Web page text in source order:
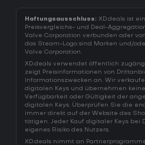
Haftungsausschluss: XD.deals ist
Preisvergleichs- und Deal-
Valve Corporation verbunden oder
das Steam-Logo sind Marken und/
Valve Corporation.
XD.deals verwendet öffentlich
zeigt Preisinformationen von
Informationszwecken an. Wir
digitalen Keys und übernehmen
Verfügbarkeit oder Gültigkeit der
digitalen Keys. Überprüfen Sie die
immer direkt auf der Website des
tätigen. Jeder Kauf digitaler Keys bei
eigenes Risiko des Nutzers.
XD.deals nimmt an